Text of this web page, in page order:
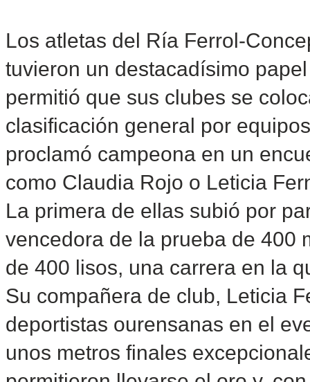
Los atletas del Ría Ferrol-
tuvieron un destacadísimo
permitió que sus clubes se
clasificación general por
proclamó campeona en un
como Claudia Rojo o Leticia
La primera de ellas subió por
vencedora de la prueba de 400
de 400 lisos, una carrera en la
Su compañera de club, Leticia
deportistas ourensanas en el
unos metros finales